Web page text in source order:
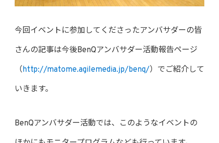
今回イベントに参加してくださったアンバサダーの皆
さんの記事は今後BenQアンバサダー活動報告ページ
（http://matome.agilemedia.jp/benq/）でご紹介して
いきます。
BenQアンバサダー活動では、このようなイベントの